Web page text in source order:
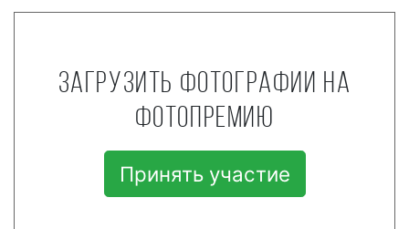
Загрузить фотографии на
фотопремию
Принять участие